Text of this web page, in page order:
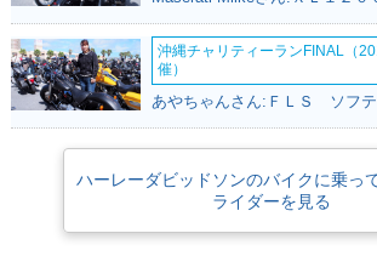
沖縄チャリティーランFINAL（
催）
ハーレーダビッドソンのバイクに乗っ
ライダーを見る